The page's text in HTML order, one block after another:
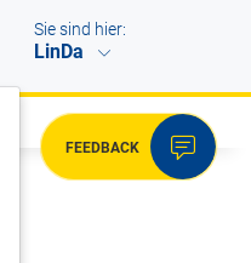
Sie sind hier:
LinDa
FEEDBACK